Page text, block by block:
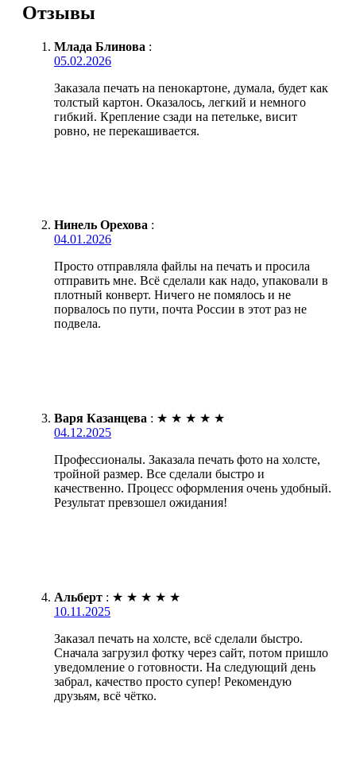
Отзывы
Млада Блинова :
05.02.2026
Заказала печать на пенокартоне, думала, будет как
толстый картон. Оказалось, легкий и немного
гибкий. Крепление сзади на петельке, висит
ровно, не перекашивается.
Нинель Орехова :
04.01.2026
Просто отправляла файлы на печать и просила
отправить мне. Всё сделали как надо, упаковали в
плотный конверт. Ничего не помялось и не
порвалось по пути, почта России в этот раз не
подвела.
Варя Казанцева : ★ ★ ★ ★ ★
04.12.2025
Профессионалы. Заказала печать фото на холсте,
тройной размер. Все сделали быстро и
качественно. Процесс оформления очень удобный.
Результат превзошел ожидания!
Альберт : ★ ★ ★ ★ ★
10.11.2025
Заказал печать на холсте, всё сделали быстро.
Сначала загрузил фотку через сайт, потом пришло
уведомление о готовности. На следующий день
забрал, качество просто супер! Рекомендую
друзьям, всё чётко.